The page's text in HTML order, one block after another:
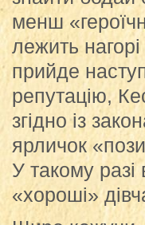
менш
лежить
прийде
репутацію,
згідно із
ярличок
У такому
«хороші»